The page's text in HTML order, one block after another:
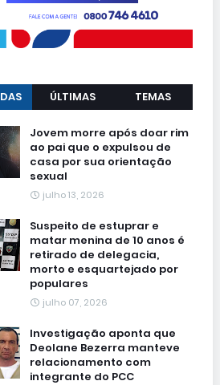
ÚLTIMAS TEMAS
Jovem morre após doar rim
ao pai que o expulsou de
casa por sua orientação
sexual
julho 13, 2026
Suspeito de estuprar e
matar menina de 10 anos é
retirado de delegacia,
morto e esquartejado por
populares
julho 07, 2026
Investigação aponta que
Deolane Bezerra manteve
relacionamento com
integrante do PCC